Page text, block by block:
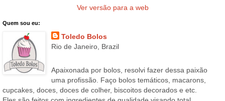
Ver versão para a web
Quem sou eu:
Toledo Bolos
Rio de Janeiro, Brazil
Apaixonada por bolos, resolvi fazer dessa paixão
uma profissão. Faço bolos temáticos, macarons,
cupcakes, doces, doces de colher, biscoitos decorados e etc.